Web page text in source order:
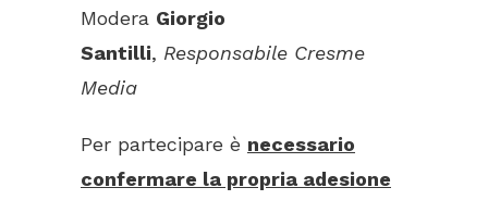
Modera Giorgio
Santilli, Responsabile Cresme
Media
Per partecipare è necessario
confermare la propria adesione